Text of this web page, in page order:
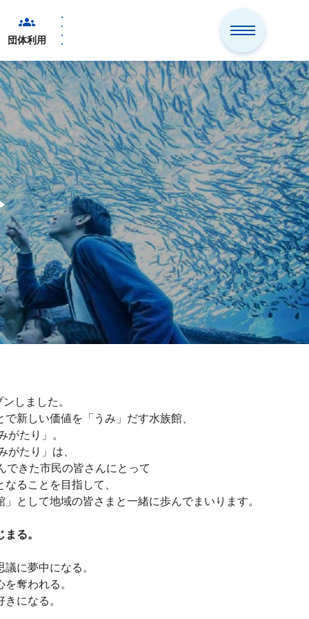
団体利用
しました。
新しい価値を「うみ」だす水族館、
がたり」。
がたり」は、
できた市民の皆さんにとって
ることを目指して、
として地域の皆さまと一緒に歩んでまいります。
る。
に夢中になる。
奪われる。
になる。